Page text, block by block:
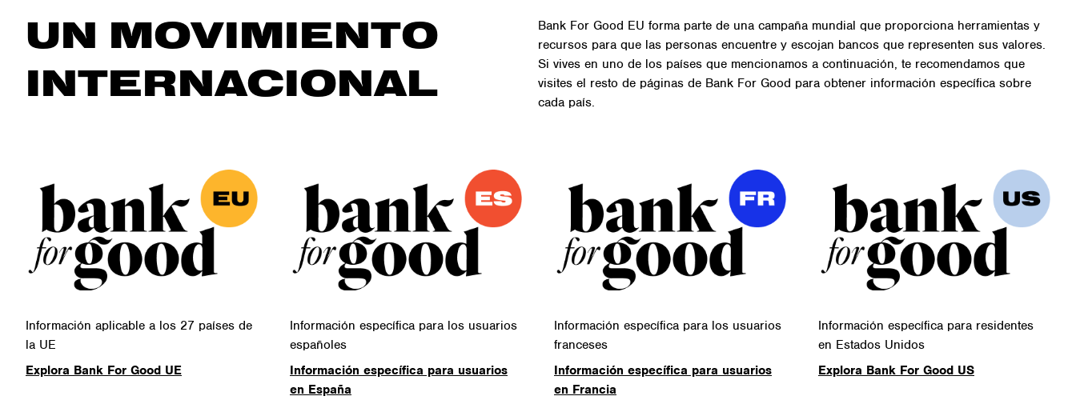
UN MOVIMIENTO
INTERNACIONAL
Bank For Good EU forma parte de una campaña mundial que proporciona herramientas y
recursos para que las personas encuentre y escojan bancos que representen sus valores.
Si vives en uno de los países que mencionamos a continuación, te recomendamos que
visites el resto de páginas de Bank For Good para obtener información específica sobre
cada país.
Información aplicable a los 27 países de
la UE
Explora Bank For Good UE
Información específica para los usuarios
españoles
Información específica para usuarios
en España
Información específica para los usuarios
franceses
Información específica para usuarios
en Francia
Información específica para residentes
en Estados Unidos
Explora Bank For Good US